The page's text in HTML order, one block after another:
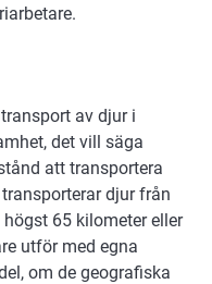
av djur i
det vill säga
att transportera
djur från
65 kilometer eller
utför med egna
om de geografiska